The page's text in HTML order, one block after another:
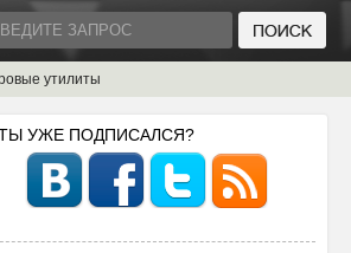
утилиты
УЖЕ ПОДПИСАЛСЯ?